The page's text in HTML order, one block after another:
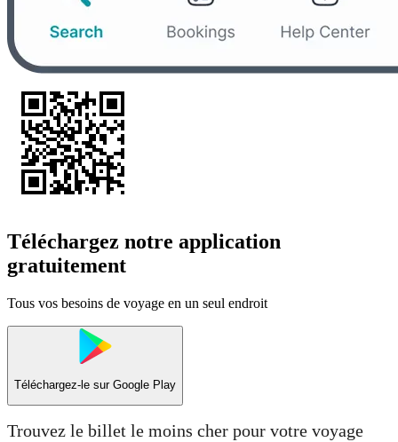
Téléchargez notre application
gratuitement
Tous vos besoins de voyage en un seul endroit
Téléchargez-le sur Google Play
Trouvez le billet le moins cher pour votre voyage